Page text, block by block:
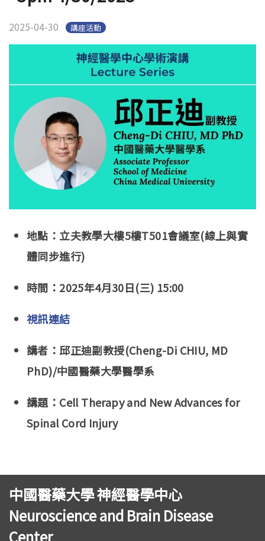
2025-04-30 講座活動
地點：立夫教學大樓5樓T501會議室(線上與實
體同步進行)
時間：2025年4月30日(三) 15:00
視訊連結
講者：邱正迪副教授(Cheng-Di CHIU, MD
PhD)/中國醫藥大學醫學系
講題：Cell Therapy and New Advances for
Spinal Cord Injury
中國醫藥大學 神經醫學中心
Neuroscience and Brain Disease
Center